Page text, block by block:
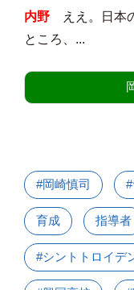
内野 ええ。日本
ところ、...
#岡崎慎司
育成 指導者
#シントトロイデ